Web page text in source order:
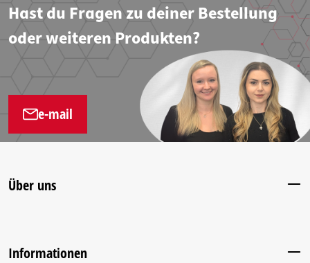
Hast du Fragen zu deiner Bestellung
oder weiteren Produkten?
e-mail
Über uns
Informationen